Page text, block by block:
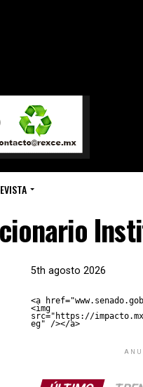
5th agosto 2026
<a
<img
src="https://
eg" /></a>